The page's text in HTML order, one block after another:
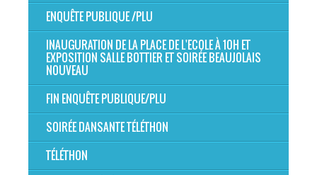
ENQUÊTE PUBLIQUE /PLU
INAUGURATION DE LA PLACE DE L'ECOLE À 10H ET
EXPOSITION SALLE BOTTIER ET SOIRÉE BEAUJOLAIS
NOUVEAU
FIN ENQUÊTE PUBLIQUE/PLU
SOIRÉE DANSANTE TÉLÉTHON
TÉLÉTHON